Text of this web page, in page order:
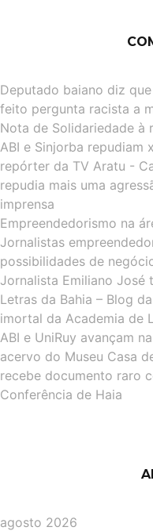
Deputado baiano diz
feito pergunta racista a
Nota de Solidariedade à
ABI e Sinjorba repudiam
repórter da TV Aratu -
repudia mais uma
imprensa
Empreendedorismo na
Jornalistas
possibilidades de
Jornalista Emiliano José
Letras da Bahia – Blog
imortal da Academia de
ABI e UniRuy avançam
acervo do Museu Casa
recebe documento raro
Conferência de Haia
agosto 2026